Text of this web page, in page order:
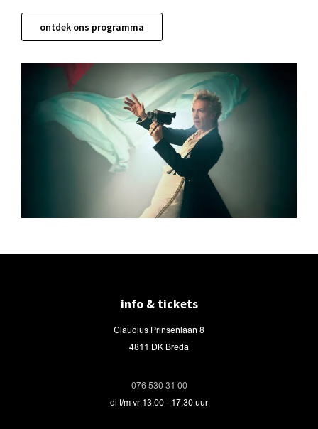
ontdek ons programma
info & tickets
Claudius Prinsenlaan 8
4811 DK Breda
076 530 31 00
di t/m vr 13.00 - 17.30 uur